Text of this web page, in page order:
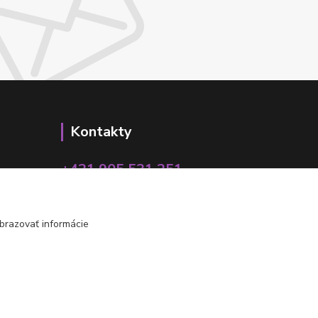
Kontakty
+421 905 531 251
informácie